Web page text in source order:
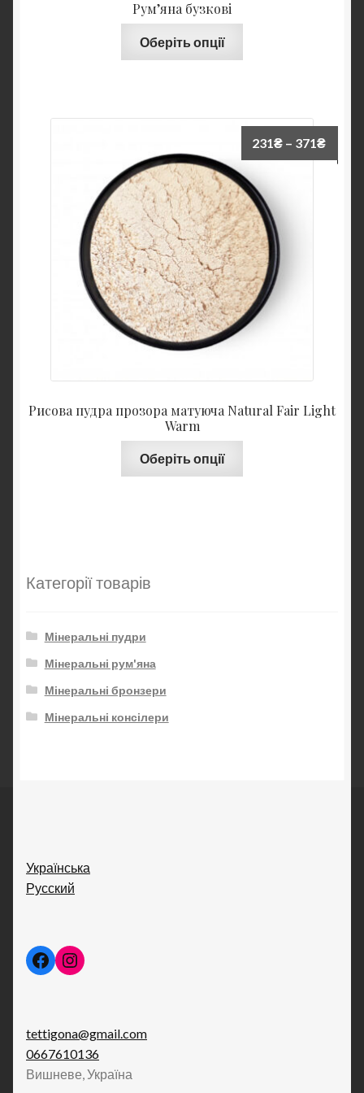
Рум’яна бузкові
Оберіть опції
Рисова пудра прозора матуюча Natural Fair Light
Warm
231₴ – 371₴
Оберіть опції
Категорії товарів
Мінеральні пудри
Мінеральні рум'яна
Мінеральні бронзери
Мінеральні консілери
Українська
Русский
Facebook
Instagram
tettigona@gmail.com
0667610136
Вишневе, Україна